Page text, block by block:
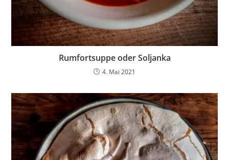
Rumfortsuppe oder Soljanka
4. Mai 2021